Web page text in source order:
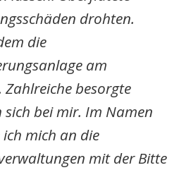
drohten.
die
am
besorgte
bei mir. Im Namen
mich an die
mit der Bitte